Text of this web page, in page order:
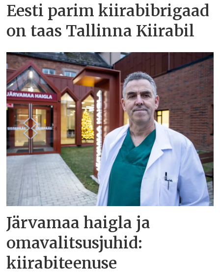
Eesti parim kiirabibrigaad
on taas Tallinna Kiirabil
Järvamaa haigla ja
omavalitsusjuhid:
kiirabiteenuse